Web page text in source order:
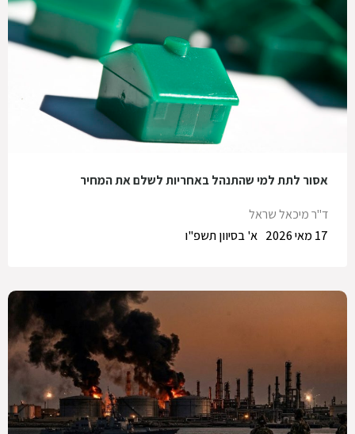
אסור לתת למי שהתנהל באחריות לשלם את המחיר
ד"ר מיכאל שראל
א' בסיוון תשפ"ו
17 מאי 2026